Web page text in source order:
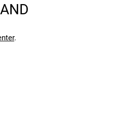
Einen Fehler gefunden?
.